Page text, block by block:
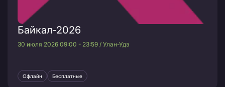
Байкал-2026
30 июля 2026 09:00 - 23:59 / Улан-Удэ
Офлайн Бесплатные